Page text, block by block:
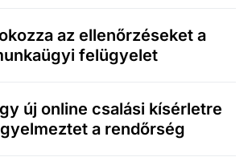
az ellenőrzéseket a
felügyelet
új online csalási kísérletre
a rendőrség